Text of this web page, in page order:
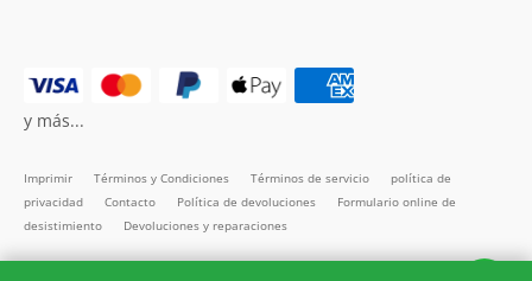
Imprimir Términos y Condiciones Términos de servicio
política de
privacidad
Contacto Política de devoluciones
Formulario online de
desistimiento
Devoluciones y reparaciones
y más...